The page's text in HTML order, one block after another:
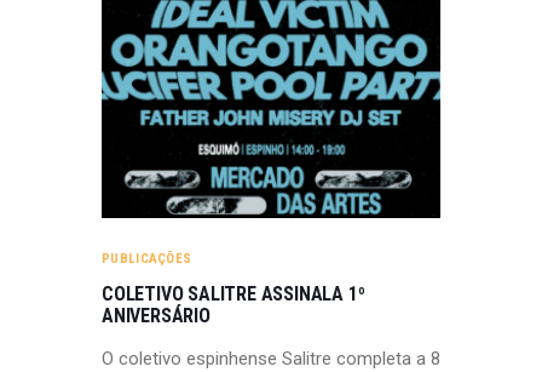
PUBLICAÇÕES
COLETIVO SALITRE ASSINALA 1º
ANIVERSÁRIO
O coletivo espinhense Salitre completa a 8